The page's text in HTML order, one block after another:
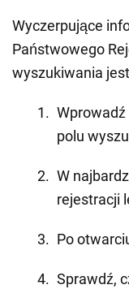
Wyczerpujące
Państwowego
wyszukiwania
polu
W
rejestracji
Po
Sprawdź,